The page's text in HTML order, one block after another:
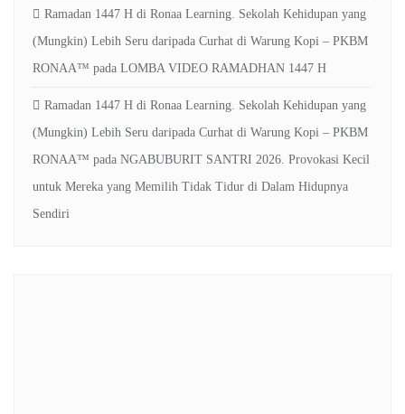
Ramadan 1447 H di Ronaa Learning. Sekolah Kehidupan yang
(Mungkin) Lebih Seru daripada Curhat di Warung Kopi – PKBM
RONAA™ pada LOMBA VIDEO RAMADHAN 1447 H
Ramadan 1447 H di Ronaa Learning. Sekolah Kehidupan yang
(Mungkin) Lebih Seru daripada Curhat di Warung Kopi – PKBM
RONAA™ pada NGABUBURIT SANTRI 2026. Provokasi Kecil
untuk Mereka yang Memilih Tidak Tidur di Dalam Hidupnya
Sendiri